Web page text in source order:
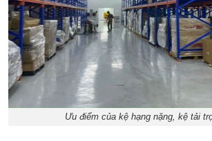
Ưu điểm của kệ hạng nặng, kệ tải